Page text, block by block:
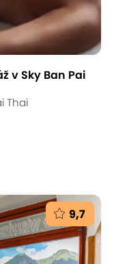
v Sky Ban Pai
Thai
9,7